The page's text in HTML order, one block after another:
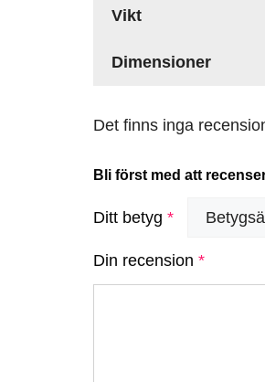
Vikt
Dimensioner
Det finns inga
Bli först med att
Ditt betyg *
Din recension *